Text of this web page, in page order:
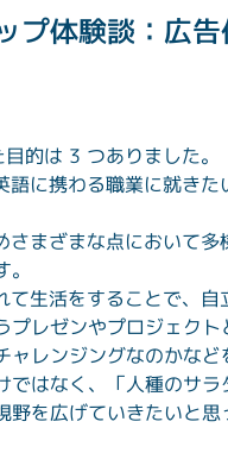
プ体験談：広
的は 3 つありました。
語に携わる職業に就き
さまざまな点において
て生活をすることで、
プレゼンやプロジェク
ャレンジングなのかなど
ではなく、「人種のサ
を広げていきたいと思